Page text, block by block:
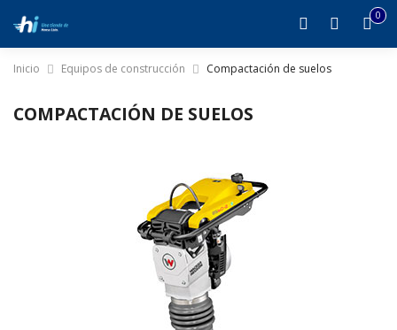
00
Inicio Equipos de construcción Compactación de suelos
COMPACTACIÓN DE SUELOS